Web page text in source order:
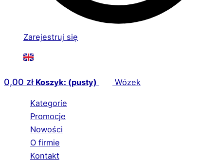
Zarejestruj się
0,00 zł Koszyk: (pusty) Wózek
Kategorie
Promocje
Nowości
O firmie
Kontakt